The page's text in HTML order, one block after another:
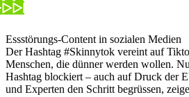
Essstörungs-Content in sozialen Medien
Der Hashtag #Skinnytok vereint auf
Menschen, die dünner werden wollen.
Hashtag blockiert – auch auf Druck der
und Experten den Schritt begrüssen,